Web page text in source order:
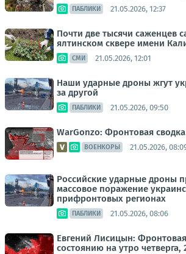
ПАБЛИКИ 21.05.2026, 12:37
Почти две тысячи саженцев
ялтинском сквере имени
СМИ 21.05.2026, 12:01
Наши ударные дроны жгут
за другой
ПАБЛИКИ 21.05.2026, 09:50
WarGonzo: Фронтовая
ВОЕНКОРЫ 21.05.2026,
Российские ударные дроны
массовое поражение
прифронтовых регионах
ПАБЛИКИ 21.05.2026, 08:06
Евгений Лисицын:
состоянию на утро четверга,